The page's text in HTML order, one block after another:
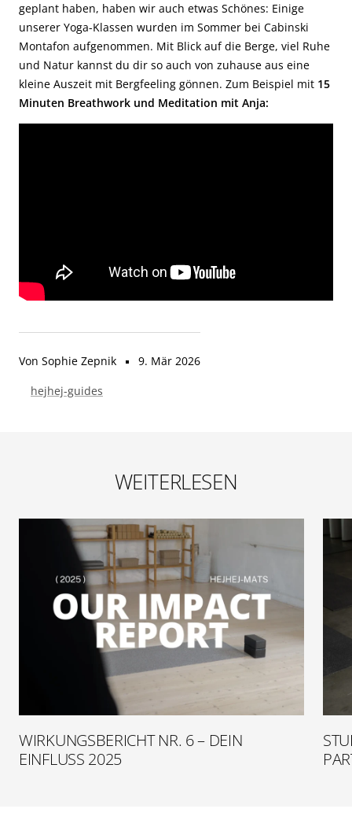
Von Sophie Zepnik
9. Mär 2026
hejhej-guides
geplant haben, haben wir auch etwas Schönes: Einige
unserer Yoga-Klassen wurden im Sommer bei Cabinski
Montafon aufgenommen. Mit Blick auf die Berge, viel Ruhe
und Natur kannst du dir so auch von zuhause aus eine
kleine Auszeit mit Bergfeeling gönnen. Zum Beispiel mit 15
Minuten Breathwork und Meditation mit Anja:
WEITERLESEN
WIRKUNGSBERICHT NR. 6 – DEIN
EINFLUSS 2025